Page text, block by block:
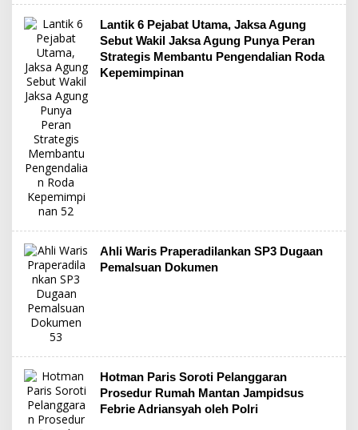
Lantik 6 Pejabat Utama, Jaksa Agung
Sebut Wakil Jaksa Agung Punya Peran
Strategis Membantu Pengendalian Roda
Kepemimpinan
Ahli Waris Praperadilankan SP3 Dugaan
Pemalsuan Dokumen
Hotman Paris Soroti Pelanggaran
Prosedur Rumah Mantan Jampidsus
Febrie Adriansyah oleh Polri